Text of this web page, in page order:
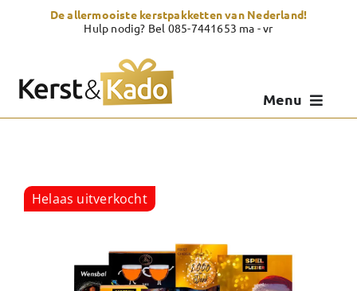
De allermooiste kerstpakketten van Nederland!
Hulp nodig? Bel 085-7441653 ma - vr
Menu
Helaas uitverkocht